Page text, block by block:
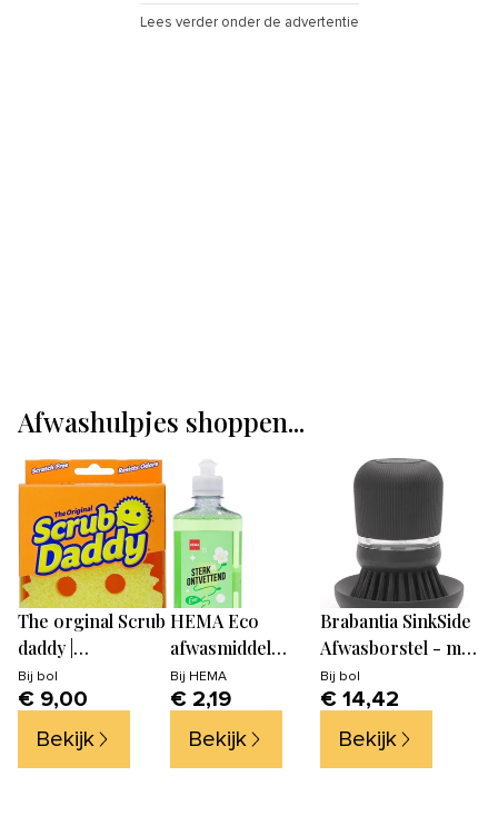
Lees verder onder de advertentie
Afwashulpjes shoppen...
The orginal Scrub
daddy |
Schoonmaak
spons | Geel | Kras
vrij
Bij bol
€ 9,00
Bekijk
HEMA Eco
afwasmiddel
500ml
Bij HEMA
€ 2,19
Bekijk
Brabantia SinkSide
Afwasborstel - met
Zeepdispenser-
Dark Grey
Bij bol
€ 14,42
Bekijk